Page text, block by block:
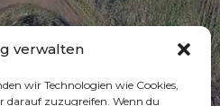
verwalten
wir Technologien wie Cookies,
darauf zuzugreifen. Wenn du